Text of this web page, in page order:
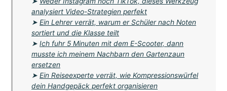
analysiert Video-Strategien perfekt
➤Ein Lehrer verrät, warum er Schüler nach Noten
sortiert und die Klasse teilt
➤Ich fuhr 5 Minuten mit dem E-Scooter, dann
musste ich meinem Nachbarn den Gartenzaun
ersetzen
➤Ein Reiseexperte verrät, wie Kompressionswürfel
dein Handgepäck perfekt organisieren